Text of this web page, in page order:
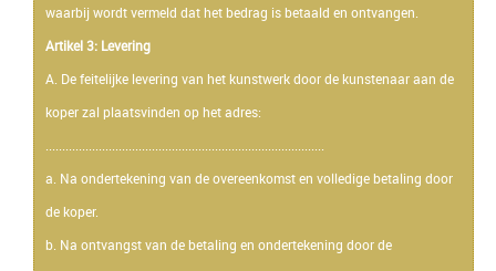
waarbij wordt vermeld dat het bedrag is betaald en ontvangen.
Artikel 3: Levering
A. De feitelijke levering van het kunstwerk door de kunstenaar aan de
koper zal plaatsvinden op het adres:
a. Na ondertekening van de overeenkomst en volledige betaling door
de koper.
b. Na ontvangst van de betaling en ondertekening door de